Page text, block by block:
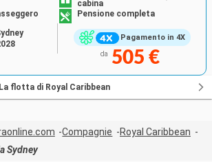
Pagamento in 4X
cabina
Pensione completa
da 505 €
La flotta di Royal Caribbean
Compagnie
Royal Caribbean
Sydney